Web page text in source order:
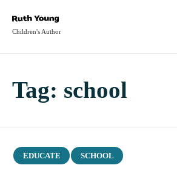
Children's Author
Tag: school
Category
EDUCATE SCHOOL